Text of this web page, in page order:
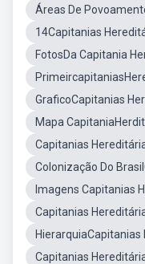
Áreas De
14Capitanias
FotosDa Capitania
GraficoCapitanias
Mapa
Capitanias
Colonização Do
Imagens Capitanias
Capitanias
HierarquiaCapitanias
Capitanias